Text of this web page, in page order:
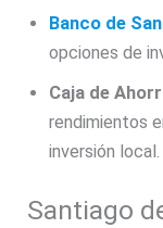
Banco de
opciones de
Caja de
rendimientos
inversión local.
Santiago